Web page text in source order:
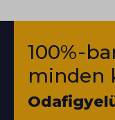
100%-
minden